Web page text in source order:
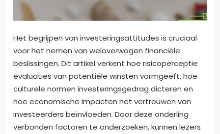
Het begrijpen van investeringsattitudes is cruciaal
voor het nemen van weloverwogen financiële
beslissingen. Dit artikel verkent hoe risicoperceptie
evaluaties van potentiële winsten vormgeeft, hoe
culturele normen investeringsgedrag dicteren en
hoe economische impacten het vertrouwen van
investeerders beïnvloeden. Door deze onderling
verbonden factoren te onderzoeken, kunnen lezers